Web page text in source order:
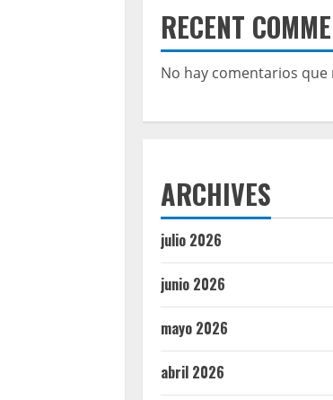
RECENT
No hay comentarios
ARCHIVES
julio 2026
junio 2026
mayo 2026
abril 2026